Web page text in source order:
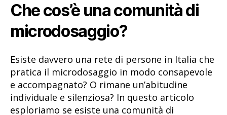
Che cos’è una comunità di
microdosaggio?
Esiste davvero una rete di persone in Italia che
pratica il microdosaggio in modo consapevole
e accompagnato? O rimane un’abitudine
individuale e silenziosa? In questo articolo
esploriamo se esiste una comunità di